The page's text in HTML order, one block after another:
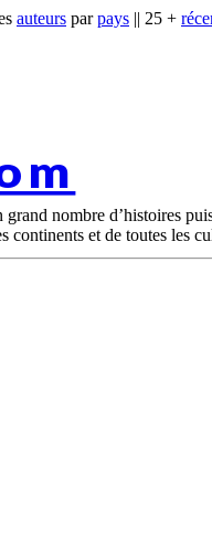
auteurs parpays || 25 +
nombre d’histoires
continents et de toutes les